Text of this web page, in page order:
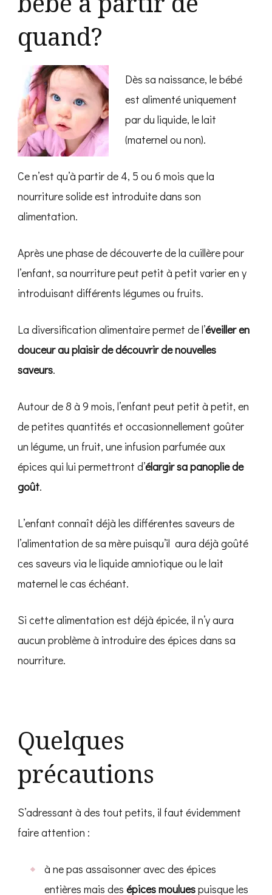
quand?
Dès sa naissance, le bébé
est alimenté uniquement
par du liquide, le lait
(maternel ou non).
Ce n’est qu’à partir de 4, 5 ou 6 mois que la
nourriture solide est introduite dans son
alimentation.
Après une phase de découverte de la cuillère pour
l’enfant, sa nourriture peut petit à petit varier en y
introduisant différents légumes ou fruits.
La diversification alimentaire permet de l’éveiller en
douceur au plaisir de découvrir de nouvelles
saveurs.
Autour de 8 à 9 mois, l’enfant peut petit à petit, en
de petites quantités et occasionnellement goûter
un légume, un fruit, une infusion parfumée aux
épices qui lui permettront d’élargir sa panoplie de
goût.
L’enfant connaît déjà les différentes saveurs de
l’alimentation de sa mère puisqu’il aura déjà goûté
ces saveurs via le liquide amniotique ou le lait
maternel le cas échéant.
Si cette alimentation est déjà épicée, il n’y aura
aucun problème à introduire des épices dans sa
nourriture.
Quelques
précautions
S’adressant à des tout petits, il faut évidemment
faire attention :
à ne pas assaisonner avec des épices
entières mais des épices mouluespuisque les